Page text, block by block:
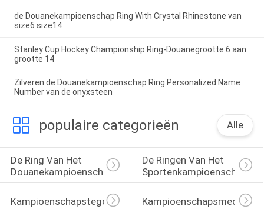
de Douanekampioenschap Ring With Crystal Rhinestone van
size6 size14
Stanley Cup Hockey Championship Ring-Douanegrootte 6 aan
grootte 14
Zilveren de Douanekampioenschap Ring Personalized Name
Number van de onyxsteen
populaire categorieën Alle
De Ring Van Het
Douanekampioenschap
De Ringen Van Het
Sportenkampioenschap
KampioenschapstegenhangerKampioenschapsmedailles